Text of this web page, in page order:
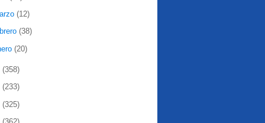
(12)
(38)
(20)
(358)
(233)
(325)